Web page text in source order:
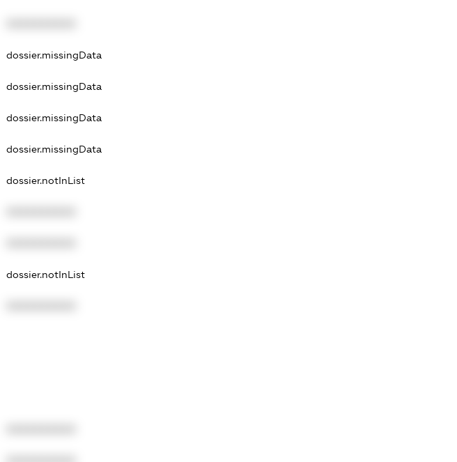
dossier.missingData
dossier.missingData
dossier.missingData
dossier.missingData
dossier.notInList
dossier.notInList